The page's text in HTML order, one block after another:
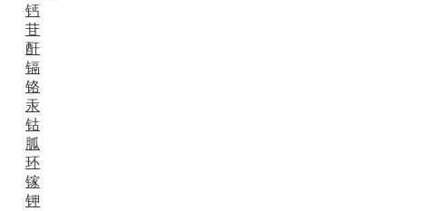
钙
苷
酐
镉
铬
汞
钴
胍
环
镓
钾